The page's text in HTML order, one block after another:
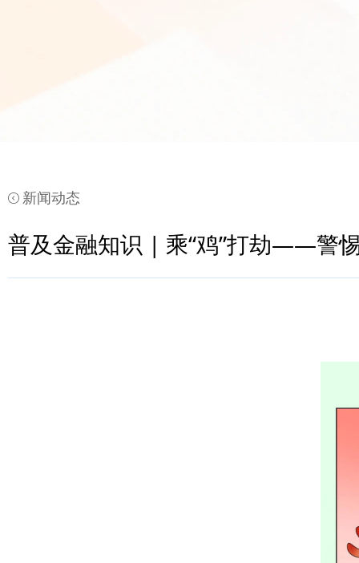
新闻动态
普及金融知识 | 乘“鸡”打劫——警